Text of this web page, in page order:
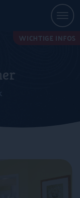
WICHTIGE INFOS